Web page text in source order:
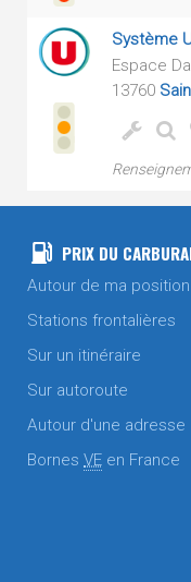
Système
Espace
13760
PRIX DU
Autour de ma position
Stations frontalières
Sur un itinéraire
Sur autoroute
Autour d'une adresse
Bornes VE en France